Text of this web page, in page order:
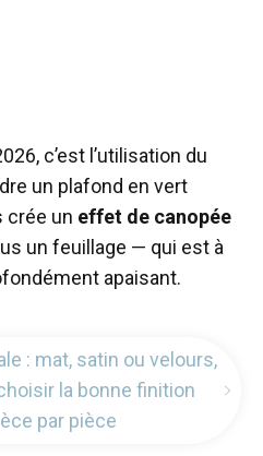
c’est l’utilisation du
un plafond en vert
crée un effet de canopée
un feuillage — qui est à
apaisant.
: mat, satin ou velours,
la bonne finition
par pièce